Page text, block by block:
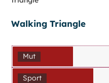
Walking Triangle
Mut
Sport